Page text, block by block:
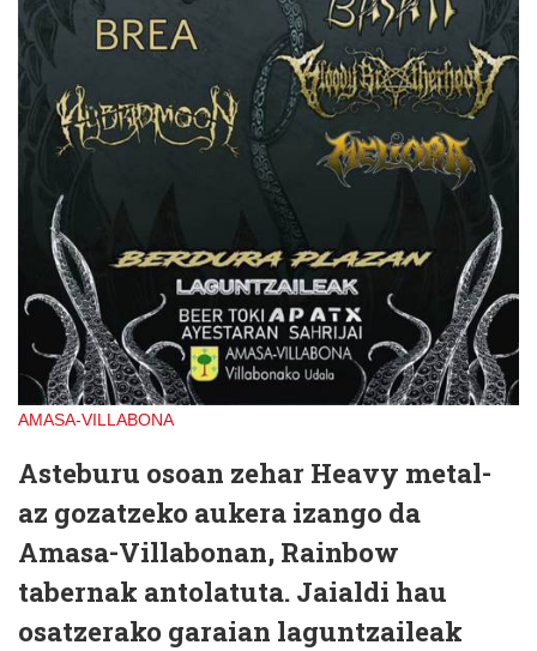
AMASA-VILLABONA
Asteburu osoan zehar Heavy metal-
az gozatzeko aukera izango da
Amasa-Villabonan, Rainbow
tabernak antolatuta. Jaialdi hau
osatzerako garaian laguntzaileak